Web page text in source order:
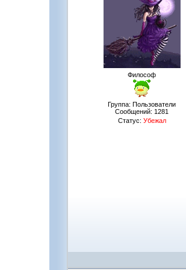
Философ
Группа: Пользователи
Сообщений: 1281
Статус: Убежал